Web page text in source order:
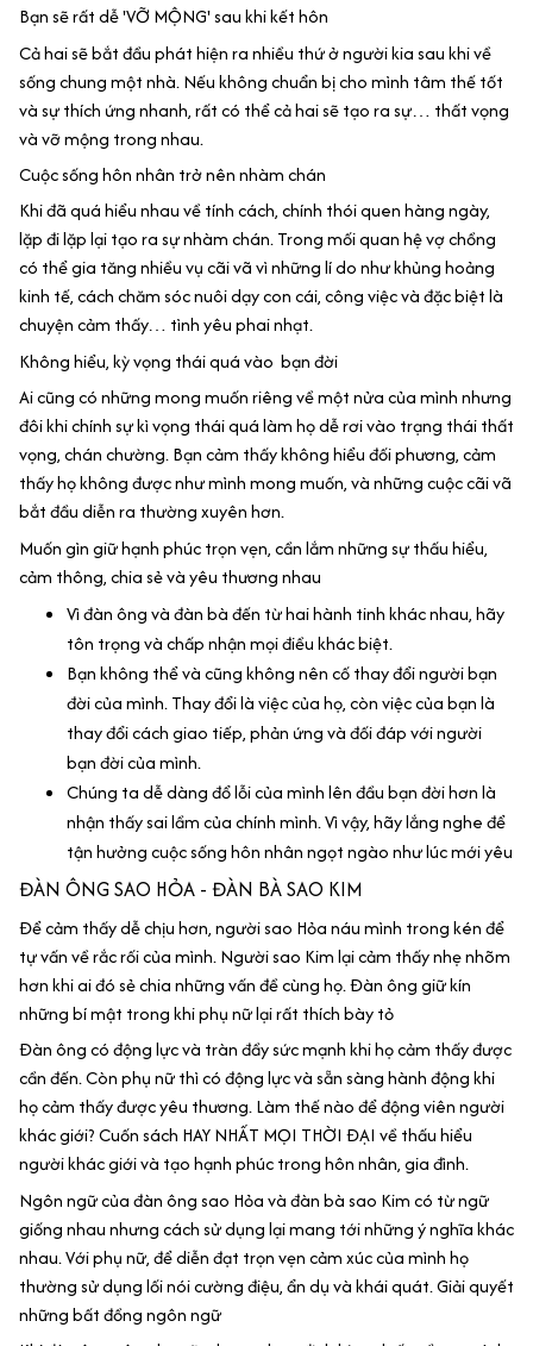
Bạn sẽ rất dễ 'VỠ MỘNG' sau khi kết hôn
Cả hai sẽ bắt đầu phát hiện ra nhiều thứ ở người kia sau khi về
sống chung một nhà. Nếu không chuẩn bị cho mình tâm thế tốt
và sự thích ứng nhanh, rất có thể cả hai sẽ tạo ra sự… thất vọng
và vỡ mộng trong nhau.
Cuộc sống hôn nhân trở nên nhàm chán
Khi đã quá hiểu nhau về tính cách, chính thói quen hàng ngày,
lặp đi lặp lại tạo ra sự nhàm chán. Trong mối quan hệ vợ chồng
có thể gia tăng nhiều vụ cãi vã vì những lí do như khủng hoảng
kinh tế, cách chăm sóc nuôi dạy con cái, công việc và đặc biệt là
chuyện cảm thấy… tình yêu phai nhạt.
Không hiểu, kỳ vọng thái quá vào bạn đời
Ai cũng có những mong muốn riêng về một nửa của mình nhưng
đôi khi chính sự kì vọng thái quá làm họ dễ rơi vào trạng thái thất
vọng, chán chường. Bạn cảm thấy không hiểu đối phương, cảm
thấy họ không được như mình mong muốn, và những cuộc cãi vã
bắt đầu diễn ra thường xuyên hơn.
Muốn gìn giữ hạnh phúc trọn vẹn, cần lắm những sự thấu hiểu,
cảm thông, chia sẻ và yêu thương nhau
Vì đàn ông và đàn bà đến từ hai hành tinh khác nhau, hãy
tôn trọng và chấp nhận mọi điều khác biệt.
Bạn không thể và cũng không nên cố thay đổi người bạn
đời của mình. Thay đổi là việc của họ, còn việc của bạn là
thay đổi cách giao tiếp, phản ứng và đối đáp với người
bạn đời của mình.
Chúng ta dễ dàng đổ lỗi của mình lên đầu bạn đời hơn là
nhận thấy sai lầm của chính mình. Vì vậy, hãy lắng nghe để
tận hưởng cuộc sống hôn nhân ngọt ngào như lúc mới yêu
ĐÀN ÔNG SAO HỎA - ĐÀN BÀ SAO KIM
Để cảm thấy dễ chịu hơn, người sao Hỏa náu mình trong kén để
tự vấn về rắc rối của mình. Người sao Kim lại cảm thấy nhẹ nhõm
hơn khi ai đó sẻ chia những vấn đề cùng họ. Đàn ông giữ kín
những bí mật trong khi phụ nữ lại rất thích bày tỏ
Đàn ông có động lực và tràn đầy sức mạnh khi họ cảm thấy được
cần đến. Còn phụ nữ thì có động lực và sẵn sàng hành động khi
họ cảm thấy được yêu thương. Làm thế nào để động viên người
khác giới? Cuốn sách HAY NHẤT MỌI THỜI ĐẠI về thấu hiểu
người khác giới và tạo hạnh phúc trong hôn nhân, gia đình.
Ngôn ngữ của đàn ông sao Hỏa và đàn bà sao Kim có từ ngữ
giống nhau nhưng cách sử dụng lại mang tới những ý nghĩa khác
nhau. Với phụ nữ, để diễn đạt trọn vẹn cảm xúc của mình họ
thường sử dụng lối nói cường điệu, ẩn dụ và khái quát. Giải quyết
những bất đồng ngôn ngữ